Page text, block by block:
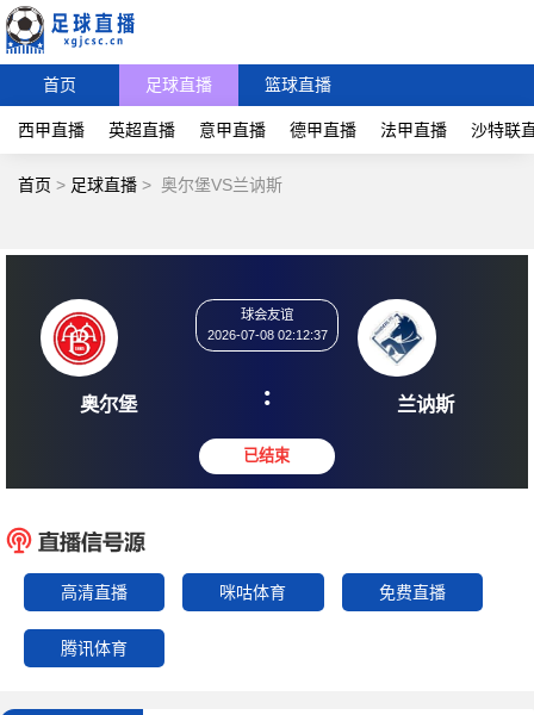
首页 足球直播 篮球直播
西甲直播 英超直播 意甲直播 德甲直播 法甲直播 沙特联
首页 > 足球直播 > 奥尔堡VS兰讷斯
奥尔堡
2026-07-08 02:12:37
: 兰
高清直播 咪咕体育 免费直播
腾讯体育